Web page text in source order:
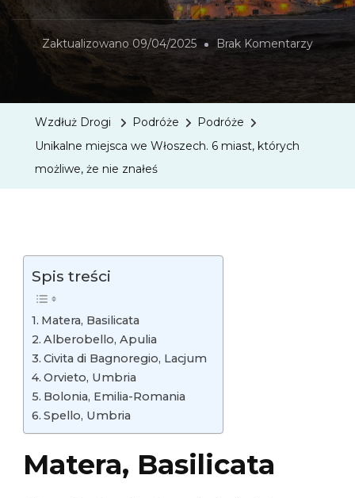
Zaktualizowano 09/04/2025 Brak KomentarzyDo
Miejsca
Wzdłuż Drogi Podróże
Podróże
Unikalne miejsca we Włoszech. 6 miast, których
możliwe, że nie znałeś
Spis treści
Matera, Basilicata
Alberobello, Apulia
Civita di Bagnoregio, Lacjum
Orvieto, Umbria
Bolonia, Emilia-Romania
Spello, Umbria
Matera, Basilicata